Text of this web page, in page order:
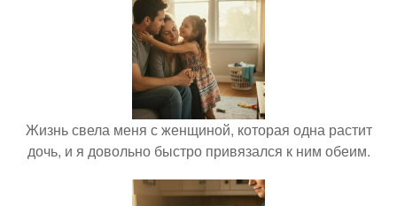
Жизнь свела меня с женщиной, которая одна растит
дочь, и я довольно быстро привязался к ним обеим.